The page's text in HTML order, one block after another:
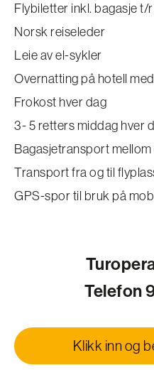
Flybiletter inkl. bagasje t/
Norsk reiseleder
Leie av el-sykler
Overnatting på hotell
Frokost hver dag
3- 5 retters middag hver
Bagasjetransport
Transport fra og til
GPS-spor til bruk på
Telefon
Klikk inn og